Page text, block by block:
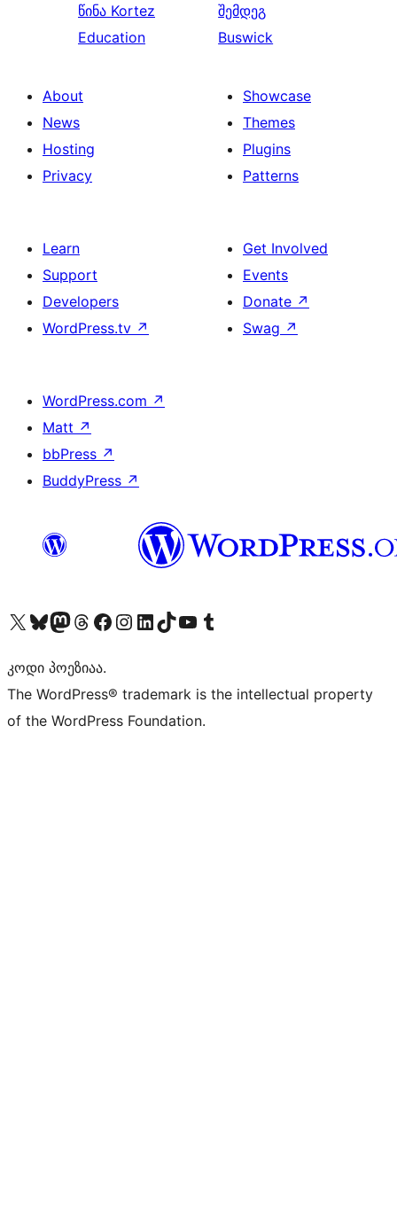
წინა Kortez
Education
შემდეგ
Buswick
About
News
Hosting
Privacy
Showcase
Themes
Plugins
Patterns
Learn
Support
Developers
WordPress.tv ↗
Get Involved
Events
Donate ↗
Swag ↗
WordPress.com ↗
Matt ↗
bbPress ↗
BuddyPress ↗
Visit our X (formerly Twitter) account
Visit our Bluesky account
Visit our Mastodon account
Visit our Threads account
Visit our Facebook page
Visit our Instagram account
Visit our LinkedIn account
Visit our TikTok account
Visit our YouTube channel
Visit our Tumblr account
კოდი პოეზიაა.
The WordPress® trademark is the intellectual property
of the WordPress Foundation.